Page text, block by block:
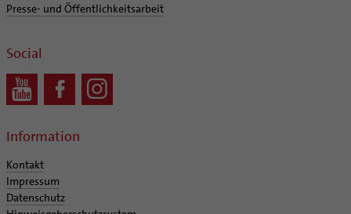
Presse- und Öffentlichkeitsarbeit
Social
Information
Kontakt
Impressum
Datenschutz